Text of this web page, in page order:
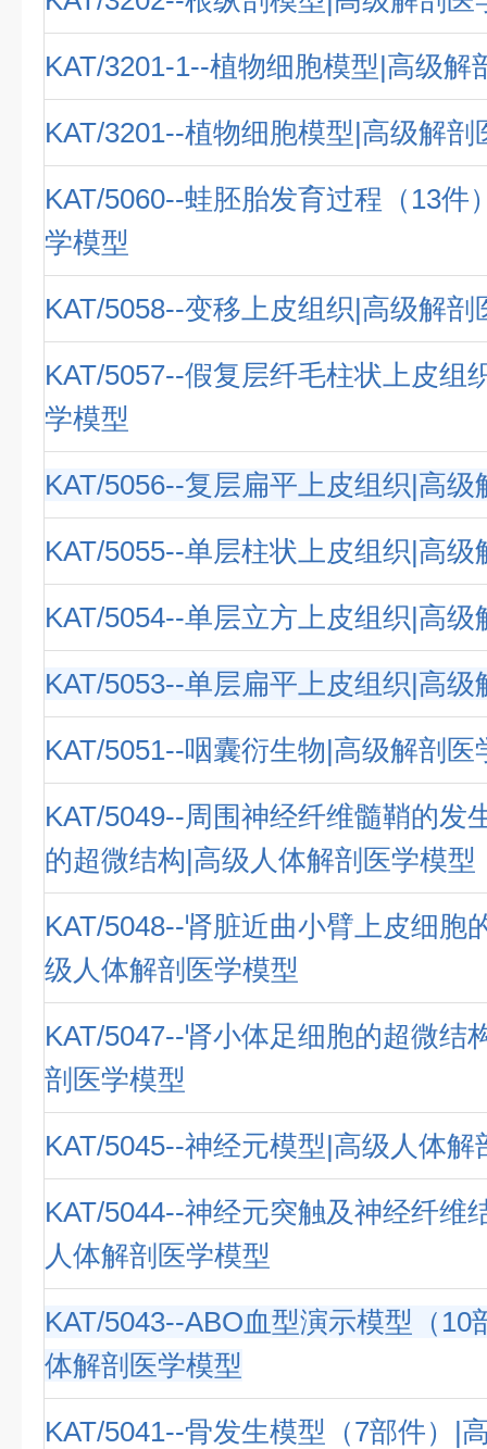
KAT/3201-1--植物细胞模型|高级解
KAT/3201--植物细胞模型|高级解剖
KAT/5060--蛙胚胎发育过程（13件
学模型
KAT/5058--变移上皮组织|高级解剖
KAT/5057--假复层纤毛柱状上皮组
学模型
KAT/5056--复层扁平上皮组织|高级
KAT/5055--单层柱状上皮组织|高级
KAT/5054--单层立方上皮组织|高级
KAT/5053--单层扁平上皮组织|高级
KAT/5051--咽囊衍生物|高级解剖医
KAT/5049--周围神经纤维髓鞘的发
的超微结构|高级人体解剖医学模型
KAT/5048--肾脏近曲小臂上皮细胞
级人体解剖医学模型
KAT/5047--肾小体足细胞的超微结
剖医学模型
KAT/5045--神经元模型|高级人体解
KAT/5044--神经元突触及神经纤维
人体解剖医学模型
KAT/5043--ABO血型演示模型（10
体解剖医学模型
KAT/5041--骨发生模型（7部件）|